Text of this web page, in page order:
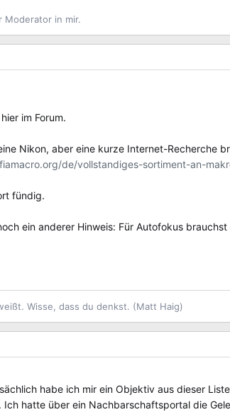
Moderator in mir.
im Forum.
Nikon, aber eine kurze Internet-Recherche
de/vollstandiges-sortiment-an-
fündig.
ein anderer Hinweis: Für Autofokus
Wisse, dass du denkst. (Matt Haig)
habe ich mir ein Objektiv aus dieser
Ich hatte über ein Nachbarschaftsportal die